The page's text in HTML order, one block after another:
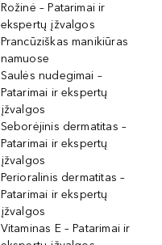
Rožinė – Patarimai ir
ekspertų įžvalgos
Prancūziškas manikiūras
namuose
Saulės nudegimai –
Patarimai ir ekspertų
įžvalgos
Seborėjinis dermatitas –
Patarimai ir ekspertų
įžvalgos
Perioralinis dermatitas –
Patarimai ir ekspertų
įžvalgos
Vitaminas E – Patarimai ir